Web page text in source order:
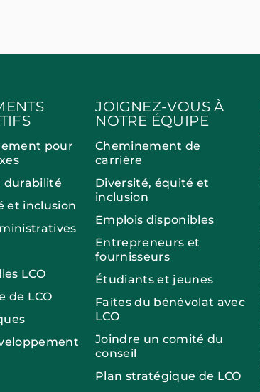
pour
durabilité
et inclusion
LCO
de LCO
JOIGNEZ-VOUS À
NOTRE ÉQUIPE
Cheminement de
carrière
Diversité, équité et
inclusion
Emplois disponibles
Entrepreneurs et
fournisseurs
Étudiants et jeunes
Faites du bénévolat avec
LCO
Joindre un comité du
conseil
Plan stratégique de LCO